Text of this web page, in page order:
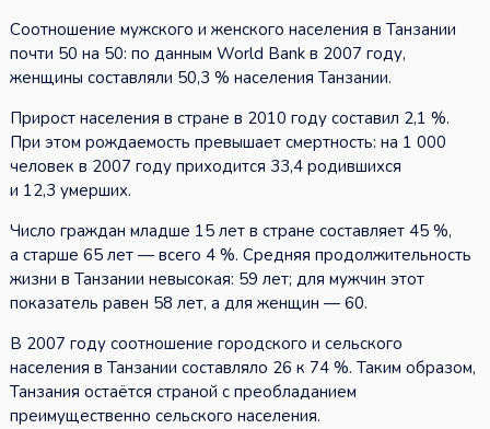
Соотношение мужского и женского населения в Танзании
почти 50 на 50: по данным World Bank в 2007 году,
женщины составляли 50,3 % населения Танзании.
Прирост населения в стране в 2010 году составил 2,1 %.
При этом рождаемость превышает смертность: на 1 000
человек в 2007 году приходится 33,4 родившихся
и 12,3 умерших.
Число граждан младше 15 лет в стране составляет 45 %,
а старше 65 лет — всего 4 %. Средняя продолжительность
жизни в Танзании невысокая: 59 лет; для мужчин этот
показатель равен 58 лет, а для женщин — 60.
В 2007 году соотношение городского и сельского
населения в Танзании составляло 26 к 74 %. Таким образом,
Танзания остаётся страной с преобладанием
преимущественно сельского населения.